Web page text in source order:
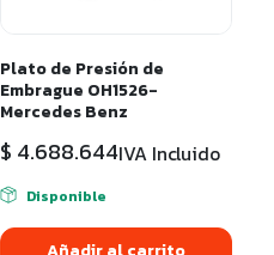
Plato de Presión de
Embrague OH1526-
Mercedes Benz
$ 4.688.644IVA Incluido
Disponible